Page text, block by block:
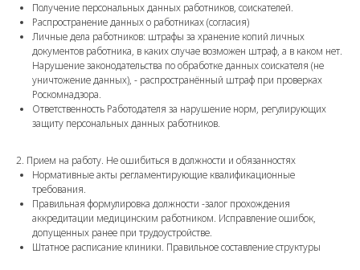
Получение персональных данных работников, соискателей.
Распространение данных о работниках (согласия)
Личные дела работников: штрафы за хранение копий личных
документов работника, в каких случае возможен штраф, а в каком нет.
Нарушение законодательства по обработке данных соискателя (не
уничтожение данных), - распространённый штраф при проверках
Роскомнадзора.
Ответственность Работодателя за нарушение норм, регулирующих
защиту персональных данных работников.
2. Прием на работу. Не ошибиться в должности и обязанностях
Нормативные акты регламентирующие квалификационные
требования.
Правильная формулировка должности -залог прохождения
аккредитации медицинским работником. Исправление ошибок,
допущенных ранее при трудоустройстве.
Штатное расписание клиники. Правильное составление структуры